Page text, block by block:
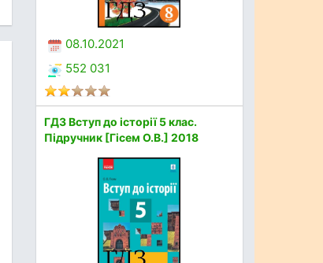
08.10.2021
552 031
ГДЗ Вступ до історії 5 клас.
Підручник [Гісем О.В.] 2018